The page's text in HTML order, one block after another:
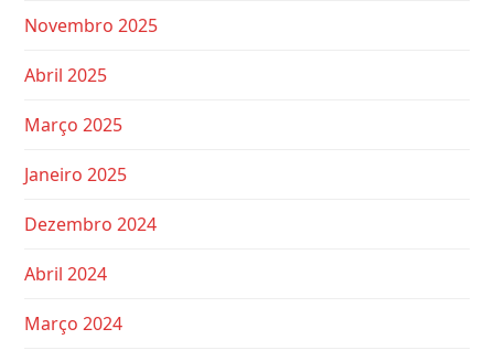
Novembro 2025
Abril 2025
Março 2025
Janeiro 2025
Dezembro 2024
Abril 2024
Março 2024